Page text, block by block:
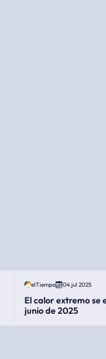
elTiempo 04 jul 2025
El calor extremo se
junio de 2025